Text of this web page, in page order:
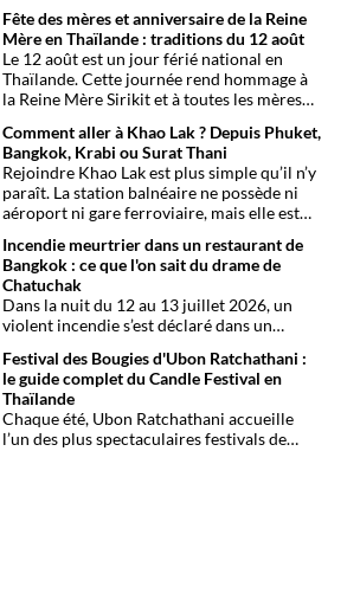
pour organiser son voyage.
Fête des mères et anniversaire de la Reine
Mère en Thaïlande : traditions du 12 août
Le 12 août est un jour férié national en
Thaïlande. Cette journée rend hommage à
la Reine Mère Sirikit et à toutes les mères
traditions bouddhistes et festivités
populaires dans tout le royaume.
Comment aller à Khao Lak ? Depuis Phuket,
Bangkok, Krabi ou Surat Thani
Rejoindre Khao Lak est plus simple qu’il n’y
paraît. La station balnéaire ne possède ni
aéroport ni gare ferroviaire, mais elle est
international de Phuket, situé à un peu plus
d’une heure de route. Que vous arriviez de
Bangkok, Phuket, Krabi, Surat Thani ou de
Khao Sok, voici toutes les solutions pour
organiser votre trajet dans les meilleures
conditions.
Incendie meurtrier dans un restaurant de
Bangkok : ce que l'on sait du drame de
Chatuchak
Dans la nuit du 12 au 13 juillet 2026, un
violent incendie s’est déclaré dans un
quartier de Chatuchak, à Bangkok. Le bilan
provisoire est particulièrement lourd avec
au moins 27 morts et plusieurs dizaines de
blessés.
Festival des Bougies d'Ubon Ratchathani :
le guide complet du Candle Festival en
Thaïlande
Chaque été, Ubon Ratchathani accueille
l’un des plus spectaculaires festivals de